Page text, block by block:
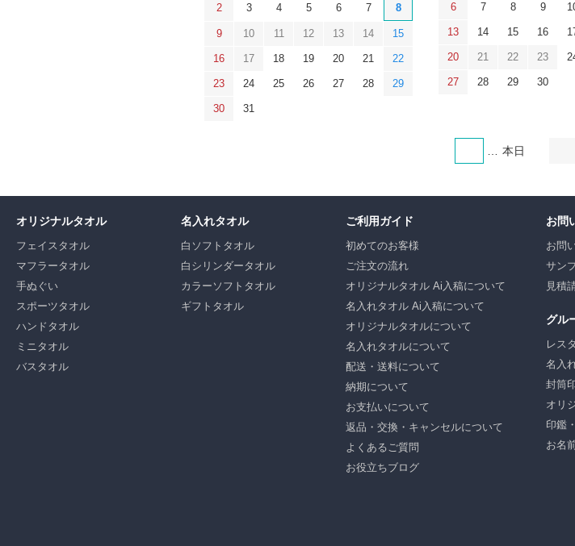
2 3 4 5 6 7 8
9 10 11 12 13 14 15
16 17 18 19 20 21 22
23 24 25 26 27 28 29
30 31
6 7 8 9
13 14 15 16
20 21 22 23
27 28 29 30
本日
オリジナルタオル
フェイスタオル
マフラータオル
手ぬぐい
スポーツタオル
ハンドタオル
ミニタオル
バスタオル
名入れタオル
白ソフトタオル
白シリンダータオル
カラーソフトタオル
ギフトタオル
ご利用ガイド
初めてのお客様
ご注文の流れ
オリジナルタオル Ai入稿について
名入れタオル Ai入稿について
オリジナルタオルについて
名入れタオルについて
配送・送料について
納期について
お支払いについて
返品・交換・キャンセルについて
よくあるご質問
お役立ちブログ
お問
お問
サン
見積
グル
レス
名入
封筒
オリ
印鑑
お名